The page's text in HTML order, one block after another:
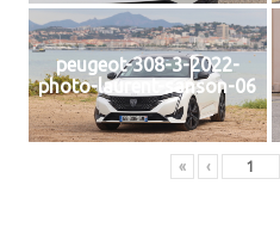
peugeot-308-3-2022-
photo-laurent-sanson-06
« ‹